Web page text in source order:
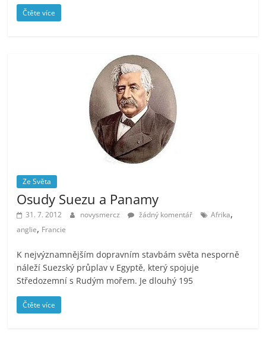
Čtěte více
Ze Světa
Osudy Suezu a Panamy
31. 7. 2012 novysmercz žádný komentář Afrika,
anglie, Francie
K nejvýznamnějším dopravním stavbám světa nesporně
náleží Suezský průplav v Egyptě, který spojuje
Středozemní s Rudým mořem. Je dlouhý 195
Čtěte více